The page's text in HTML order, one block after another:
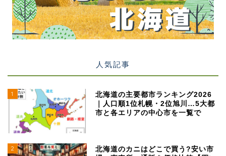
人気記事
1
北海道の主要都市ランキング2026
｜人口順1位札幌・2位旭川…5大都
市と各エリアの中心市を一覧で
2
北海道のカニはどこで買う?安い市